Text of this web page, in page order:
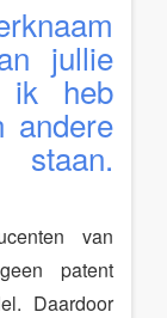
jullie
ik heb
andere
van
patent
Daardoor